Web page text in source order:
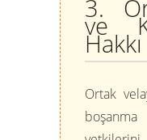
3.
ve
Hakkı
Ortak